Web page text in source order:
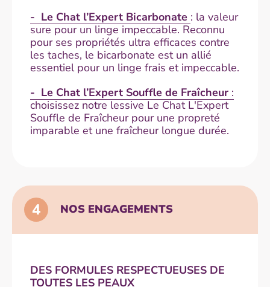
- Le Chat l’Expert Bicarbonate : la valeur
sure pour un linge impeccable. Reconnu
pour ses propriétés ultra efficaces contre
les taches, le bicarbonate est un allié
essentiel pour un linge frais et impeccable.
- Le Chat l’Expert Souffle de Fraîcheur :
choisissez notre lessive Le Chat L'Expert
Souffle de Fraîcheur pour une propreté
imparable et une fraîcheur longue durée.
4 NOS ENGAGEMENTS
DES FORMULES RESPECTUEUSES DE
TOUTES LES PEAUX